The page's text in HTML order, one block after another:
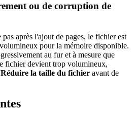
ou de corruption de
après l'ajout de pages, le fichier est
pour la mémoire disponible.
au fur et à mesure que
fichier devient trop volumineux,
la taille du fichier avant de